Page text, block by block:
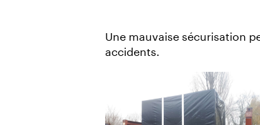
Une mauvaise sécurisation
accidents.